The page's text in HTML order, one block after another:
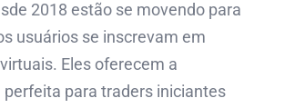
2018 estão se movendo para
usuários se inscrevam em
Eles oferecem a
perfeita para traders iniciantes